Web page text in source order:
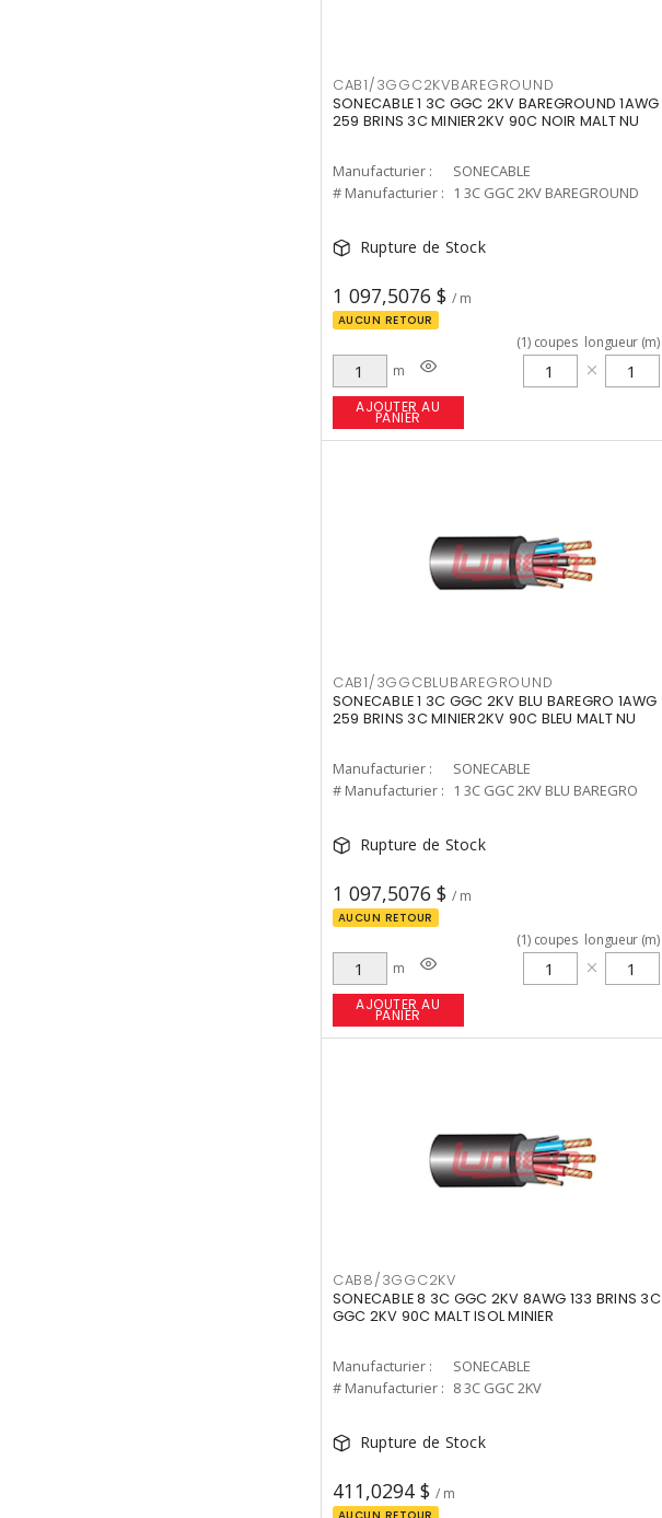
CAB1/3GGC2KVBAREGROUND
SONECABLE 1 3C GGC 2KV BAREGROUND 1AWG
259 BRINS 3C MINIER2KV 90C NOIR MALT NU
Manufacturier :
SONECABLE
# Manufacturier :
1 3C GGC 2KV BAREGROUND
Rupture de Stock
1 097,5076 $ / m
AUCUN RETOUR
m
(1) coupes longueur (m)
AJOUTER AU
PANIER
CAB1/3GGCBLUBAREGROUND
SONECABLE 1 3C GGC 2KV BLU BAREGRO 1AWG
259 BRINS 3C MINIER2KV 90C BLEU MALT NU
Manufacturier :
SONECABLE
# Manufacturier :
1 3C GGC 2KV BLU BAREGRO
Rupture de Stock
1 097,5076 $ / m
AUCUN RETOUR
m
(1) coupes longueur (m)
AJOUTER AU
PANIER
CAB8/3GGC2KV
SONECABLE 8 3C GGC 2KV 8AWG 133 BRINS 3C
GGC 2KV 90C MALT ISOL MINIER
Manufacturier :
SONECABLE
# Manufacturier : 8 3C GGC 2KV
Rupture de Stock
411,0294 $ / m